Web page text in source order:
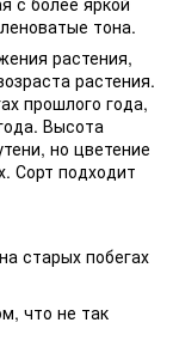
тона.
растения,
растения.
прошлого года,
Высота
но цветение
Сорт подходит
старых побегах
что не так